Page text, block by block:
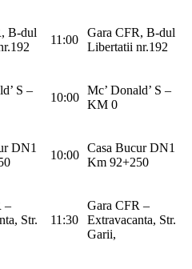
B-dul
11:00
Gara CFR, B-dul
Libertatii nr.192
S –
10:00
Mc’ Donald’ S –
KM 0
DN1
10:00
Casa Bucur DN1
Km 92+250
–
Str.
11:30
Gara CFR –
Extravacanta, Str.
Garii,